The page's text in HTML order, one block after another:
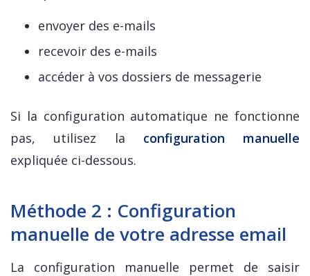
envoyer des e-mails
recevoir des e-mails
accéder à vos dossiers de messagerie
Si la configuration automatique ne fonctionne
pas, utilisez la configuration manuelle
expliquée ci-dessous.
Méthode 2 : Configuration
manuelle de votre adresse email
La configuration manuelle permet de saisir